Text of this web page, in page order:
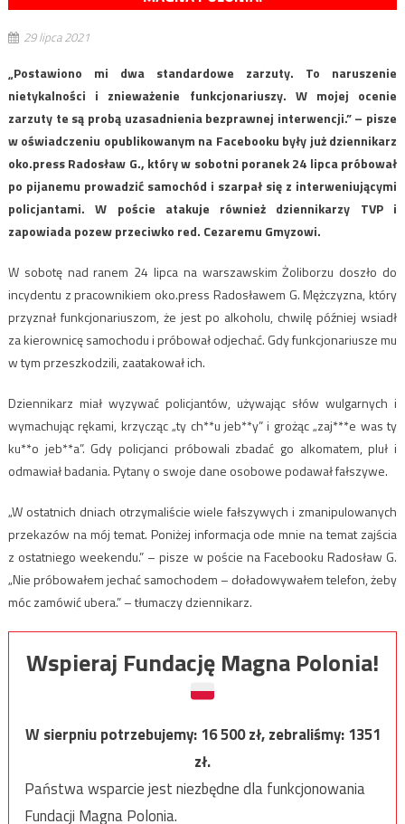
29 lipca 2021
„Postawiono mi dwa standardowe zarzuty. To naruszenie
nietykalności i znieważenie funkcjonariuszy. W mojej ocenie
zarzuty te są probą uzasadnienia bezprawnej interwencji.” – pisze
w oświadczeniu opublikowanym na Facebooku były już dziennikarz
oko.press Radosław G., który w sobotni poranek 24 lipca próbował
po pijanemu prowadzić samochód i szarpał się z interweniującymi
policjantami. W poście atakuje również dziennikarzy TVP i
zapowiada pozew przeciwko red. Cezaremu Gmyzowi.
W sobotę nad ranem 24 lipca na warszawskim Żoliborzu doszło do
incydentu z pracownikiem oko.press Radosławem G. Mężczyzna, który
przyznał funkcjonariuszom, że jest po alkoholu, chwilę później wsiadł
za kierownicę samochodu i próbował odjechać. Gdy funkcjonariusze mu
w tym przeszkodzili, zaatakował ich.
Dziennikarz miał wyzywać policjantów, używając słów wulgarnych i
wymachując rękami, krzycząc „ty ch**u jeb**y” i grożąc „zaj***e was ty
ku**o jeb**a”. Gdy policjanci próbowali zbadać go alkomatem, pluł i
odmawiał badania. Pytany o swoje dane osobowe podawał fałszywe.
„W ostatnich dniach otrzymaliście wiele fałszywych i zmanipulowanych
przekazów na mój temat. Poniżej informacja ode mnie na temat zajścia
z ostatniego weekendu.” – pisze w poście na Facebooku Radosław G.
„Nie próbowałem jechać samochodem – doładowywałem telefon, żeby
móc zamówić ubera.” – tłumaczy dziennikarz.
Wspieraj Fundację Magna Polonia!
W sierpniu potrzebujemy:16 500zł, zebraliśmy:1351
zł.
Państwa wsparcie jest niezbędne dla funkcjonowania
Fundacji Magna Polonia.